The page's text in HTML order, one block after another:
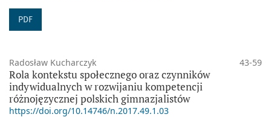
PDF
Radosław Kucharczyk 43-59
Rola kontekstu społecznego oraz czynników
indywidualnych w rozwijaniu kompetencji
różnojęzycznej polskich gimnazjalistów
https://doi.org/10.14746/n.2017.49.1.03